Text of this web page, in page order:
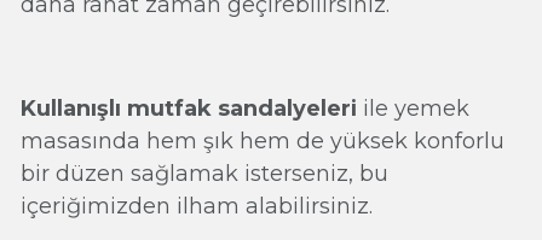
Kullanışlı mutfak sandalyeleri ile yemek
masasında hem şık hem de yüksek konforlu
bir düzen sağlamak isterseniz, bu
içeriğimizden ilham alabilirsiniz.